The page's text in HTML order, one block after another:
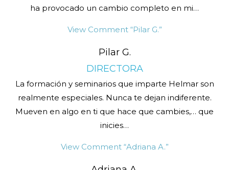
ha provocado un cambio completo en mi…
View Comment“Pilar G.”
Pilar G.
DIRECTORA
La formación y seminarios que imparte Helmar son
realmente especiales. Nunca te dejan indiferente.
Mueven en algo en ti que hace que cambies,… que
inicies…
View Comment“Adriana A.”